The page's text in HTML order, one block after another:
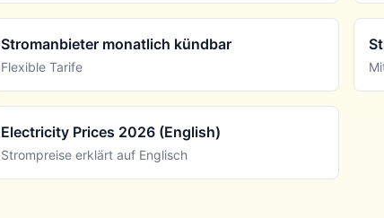
Stromanbieter monatlich kündbar
Flexible Tarife
Electricity Prices 2026 (English)
Strompreise erklärt auf Englisch